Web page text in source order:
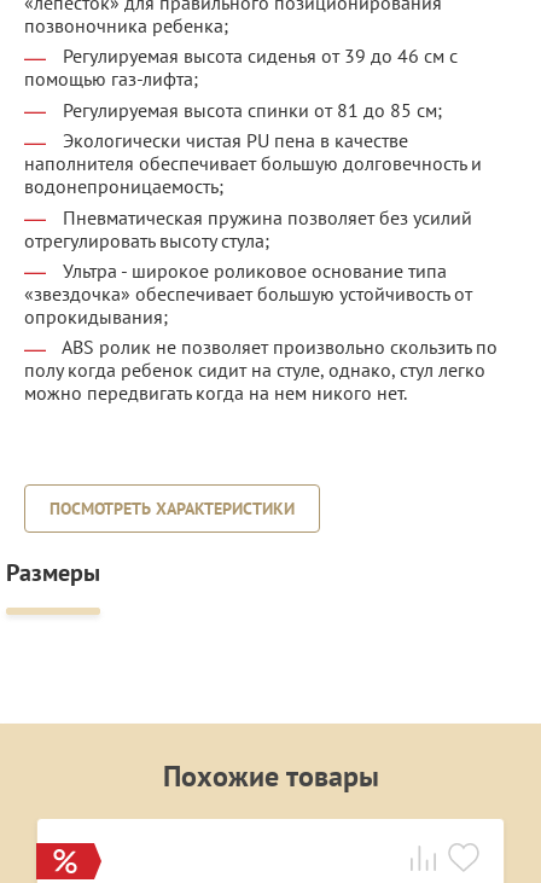
позвоночника ребенка;
Регулируемая высота сиденья от 39 до 46 см с
помощью газ-лифта;
Регулируемая высота спинки от 81 до 85 см;
Экологически чистая PU пена в качестве
наполнителя обеспечивает большую долговечность и
водонепроницаемость;
Пневматическая пружина позволяет без усилий
отрегулировать высоту стула;
Ультра - широкое роликовое основание типа
«звездочка» обеспечивает большую устойчивость от
опрокидывания;
ABS ролик не позволяет произвольно скользить по
полу когда ребенок сидит на стуле, однако, стул легко
можно передвигать когда на нем никого нет.
ПОСМОТРЕТЬ ХАРАКТЕРИСТИКИ
Размеры
Похожие товары